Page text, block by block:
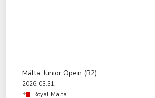
Málta Junior Open (R2)
2026.03.31.
Royal Malta